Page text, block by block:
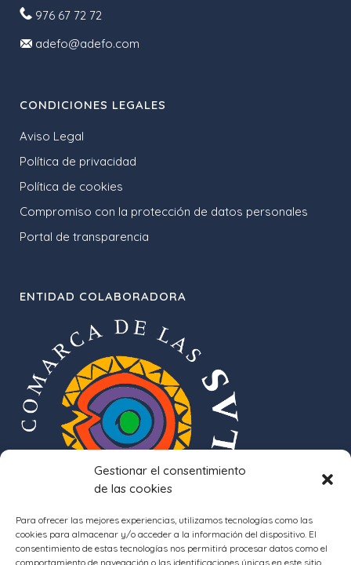
Gestionar el consentimiento
de las cookies
Para ofrecer las mejores experiencias, utilizamos tecnologías como las
cookies para almacenar y/o acceder a la información del dispositivo. El
consentimiento de estas tecnologías nos permitirá procesar datos como el
comportamiento de navegación o las identificaciones únicas en este sitio.
976 67 72 72
adefo@adefo.com
CONDICIONES LEGALES
Aviso Legal
Política de privacidad
Política de cookies
Compromiso con la protección de datos personales
Portal de transparencia
ENTIDAD COLABORADORA